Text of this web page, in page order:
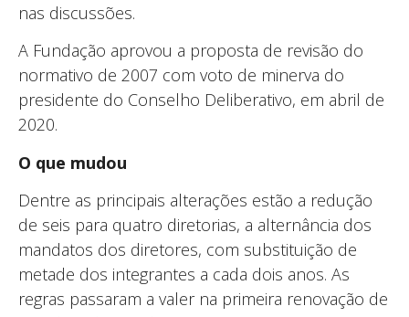
nas discussões.
A Fundação aprovou a proposta de revisão do
normativo de 2007 com voto de minerva do
presidente do Conselho Deliberativo, em abril de
2020.
O que mudou
Dentre as principais alterações estão a redução
de seis para quatro diretorias, a alternância dos
mandatos dos diretores, com substituição de
metade dos integrantes a cada dois anos. As
regras passaram a valer na primeira renovação de